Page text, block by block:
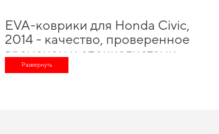
EVA-коврики для Honda Civic,
2014 - качество, проверенное
временем и специалистами
Технологии и инновации, на которых построено наше производство,
Развернуть